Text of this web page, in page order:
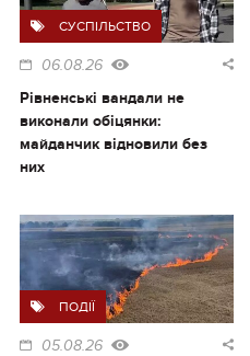
СУСПІЛЬСТВО
06.08.26
Рівненські вандали не
виконали обіцянки:
майданчик відновили без
них
ПОДІЇ
05.08.26